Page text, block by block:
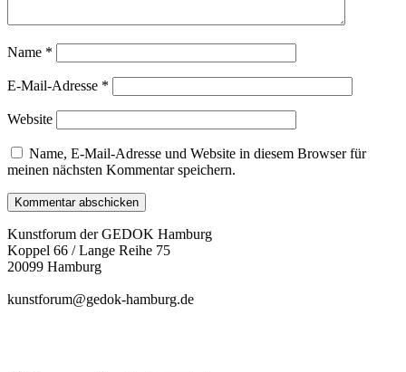
Name *
E-Mail-Adresse *
Website
Name, E-Mail-Adresse und Website in diesem Browser für
meinen nächsten Kommentar speichern.
Kunstforum der GEDOK Hamburg
Koppel 66 / Lange Reihe 75
20099 Hamburg
kunstforum@gedok-hamburg.de